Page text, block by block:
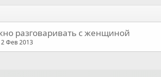
разговаривать с женщиной
Фев 2013